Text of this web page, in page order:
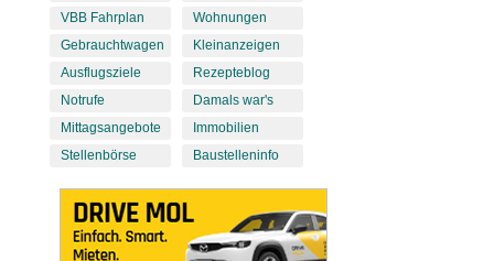
VBB Fahrplan
Gebrauchtwagen
Ausflugsziele
Notrufe
Mittagsangebote
Stellenbörse
Wohnungen
Kleinanzeigen
Rezepteblog
Damals war's
Immobilien
Baustelleninfo